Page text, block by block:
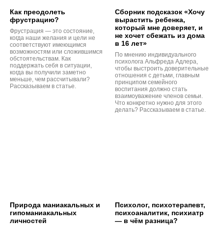
Как преодолеть
фрустрацию?
Фрустрация — это состояние,
когда наши желания и цели не
соответствуют имеющимся
возможностям или сложившимся
обстоятельствам. Как
поддержать себя в ситуации,
когда вы получили заметно
меньше, чем рассчитывали?
Рассказываем в статье.
Сборник подсказок «Хочу
вырастить ребенка,
который мне доверяет, и
не хочет сбежать из дома
в 16 лет»
По мнению индивидуального
психолога Альфреда Адлера,
чтобы выстроить доверительные
отношения с детьми, главным
принципом семейного
воспитания должно стать
взаимоуважение членов семьи.
Что конкретно нужно для этого
делать? Рассказываем в статье.
Природа маниакальных и
гипоманиакальных
личностей
Психолог, психотерапевт,
психоаналитик, психиатр
— в чём разница?